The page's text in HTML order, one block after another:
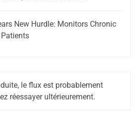
New Hurdle: Monitors Chronic
le flux est probablement
réessayer ultérieurement.